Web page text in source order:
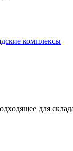
комплексы
для